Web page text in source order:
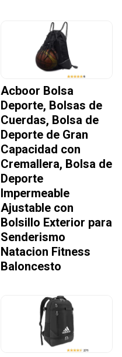
Acboor Bolsa
Deporte, Bolsas de
Cuerdas, Bolsa de
Deporte de Gran
Capacidad con
Cremallera, Bolsa de
Deporte
Impermeable
Ajustable con
Bolsillo Exterior para
Senderismo
Natacion Fitness
Baloncesto